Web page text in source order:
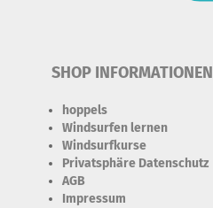
SHOP INFORMATIONEN
hoppels
Windsurfen lernen
Windsurfkurse
Privatsphäre Datenschutz
AGB
Impressum